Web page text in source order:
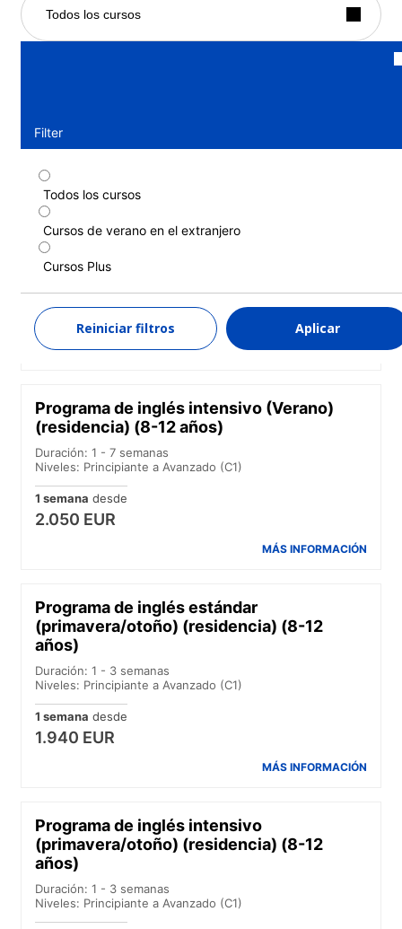
Todos los cursos
Filter
Todos los cursos
Cursos de verano en el extranjero
Cursos Plus
Reiniciar filtros Aplicar
Programa de inglés estándar (Verano)
(residencia) (8-12 años)
Duración: 1 - 7 semanas
Niveles: Principiante a Avanzado (C1)
1.940 EUR
MÁS INFORMACIÓN
Programa de inglés intensivo (Verano)
(residencia) (8-12 años)
Duración: 1 - 7 semanas
Niveles: Principiante a Avanzado (C1)
1 semana desde
2.050 EUR
MÁS INFORMACIÓN
Programa de inglés estándar
(primavera/otoño) (residencia) (8-12
años)
Duración: 1 - 3 semanas
Niveles: Principiante a Avanzado (C1)
1 semana desde
1.940 EUR
MÁS INFORMACIÓN
Programa de inglés intensivo
(primavera/otoño) (residencia) (8-12
años)
Duración: 1 - 3 semanas
Niveles: Principiante a Avanzado (C1)